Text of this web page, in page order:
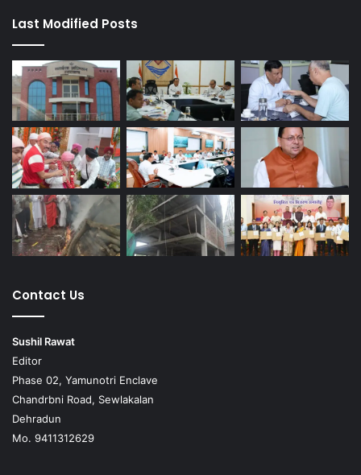
Last Modified Posts
Contact Us
Sushil Rawat
Editor
Phase 02, Yamunotri Enclave
Chandrbni Road, Sewlakalan
Dehradun
Mo. 9411312629